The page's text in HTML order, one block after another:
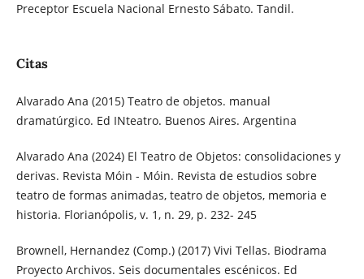
Preceptor Escuela Nacional Ernesto Sábato. Tandil.
Citas
Alvarado Ana (2015) Teatro de objetos. manual
dramatúrgico. Ed INteatro. Buenos Aires. Argentina
Alvarado Ana (2024) El Teatro de Objetos: consolidaciones y
derivas. Revista Móin - Móin. Revista de estudios sobre
teatro de formas animadas, teatro de objetos, memoria e
historia. Florianópolis, v. 1, n. 29, p. 232- 245
Brownell, Hernandez (Comp.) (2017) Vivi Tellas. Biodrama
Proyecto Archivos. Seis documentales escénicos. Ed